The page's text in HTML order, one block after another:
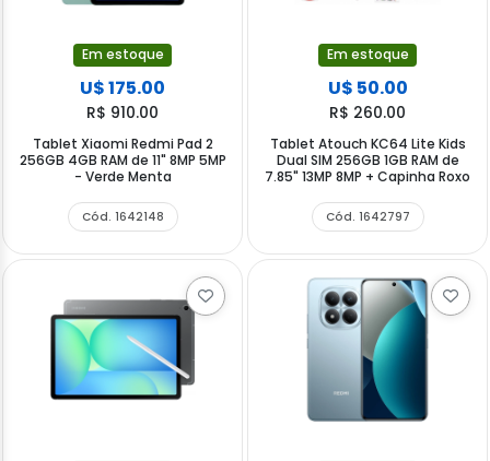
Em estoque
U$ 175.00
R$ 910.00
Tablet Xiaomi Redmi Pad 2
256GB 4GB RAM de 11" 8MP 5MP
- Verde Menta
Cód. 1642148
Em estoque
U$ 50.00
R$ 260.00
Tablet Atouch KC64 Lite Kids
Dual SIM 256GB 1GB RAM de
7.85" 13MP 8MP + Capinha Roxo
Cód. 1642797